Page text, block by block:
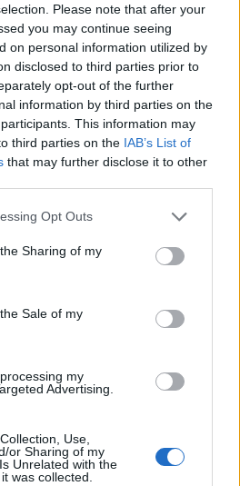
Please note that after your
you may continue seeing
on personal information utilized by
disclosed to third parties prior to
opt-out of the further
information by third parties on the
This information may
third parties on the IAB’s List of
that may further disclose it to other
Opt Outs
Sharing of my
Sale of my
my
Advertising.
Use,
or Sharing of my
Unrelated with the
was collected.
rész
a fiatal lányokat 14. rész
– Miért nem hiszünk a
amikor segítséget kérnek?
kifejezések laza